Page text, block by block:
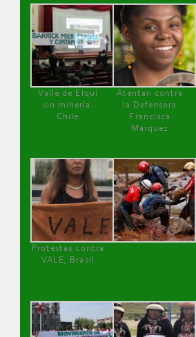
Valle de Elqui
sin minería.
Chile
Atentan contra
la Defensora
Francisca
Márquez
Protestas contra
VALE, Brasil